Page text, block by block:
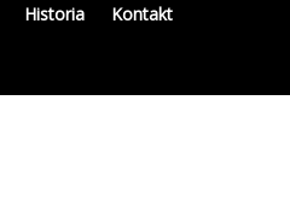
Historia Kontakt